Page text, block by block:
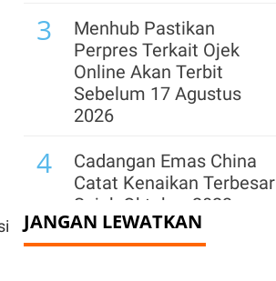
3
Menhub Pastikan
Perpres Terkait Ojek
Online Akan Terbit
Sebelum 17 Agustus
2026
4
Cadangan Emas China
Catat Kenaikan Terbesar
Sejak Oktober 2023,
Capai 76,08 Juta Ons
JANGAN LEWATKAN